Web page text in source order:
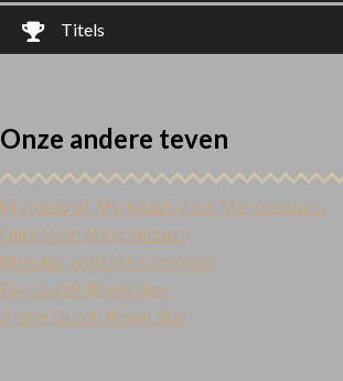
Titels
Onze andere teven
Princess of My Heart Vom Merckelbach
Olita Vom Merckelbach
Mientje Vom Merckelbach
Fay Dutch Royal Star
Grace Dutch Royal Star